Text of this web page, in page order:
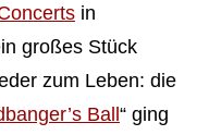
in
großes Stück
zum Leben: die
Ball“ ging